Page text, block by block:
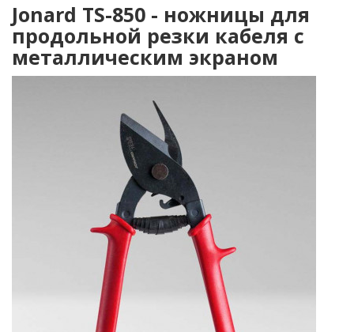
Jonard TS-850 - ножницы для
продольной резки кабеля с
металлическим экраном